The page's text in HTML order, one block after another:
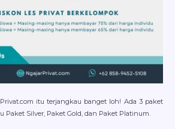
itu terjangkau banget loh! Ada 3 paket
Paket Silver, Paket Gold, dan Paket Platinum.